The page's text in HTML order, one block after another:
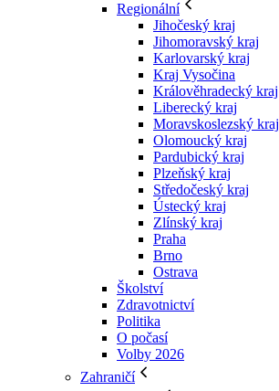
Regionální
Jihočeský kraj
Jihomoravský kraj
Karlovarský kraj
Kraj Vysočina
Králověhradecký kraj
Liberecký kraj
Moravskoslezský kraj
Olomoucký kraj
Pardubický kraj
Plzeňský kraj
Středočeský kraj
Ústecký kraj
Zlínský kraj
Praha
Brno
Ostrava
Školství
Zdravotnictví
Politika
O počasí
Volby 2026
Zahraničí